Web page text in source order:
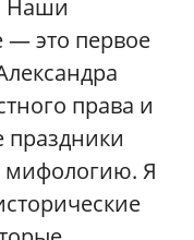
Наши
— это первое
права и
праздники
Я